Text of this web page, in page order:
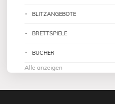
BLITZANGEBOTE
BRETTSPIELE
BÜCHER
Alle anzeigen